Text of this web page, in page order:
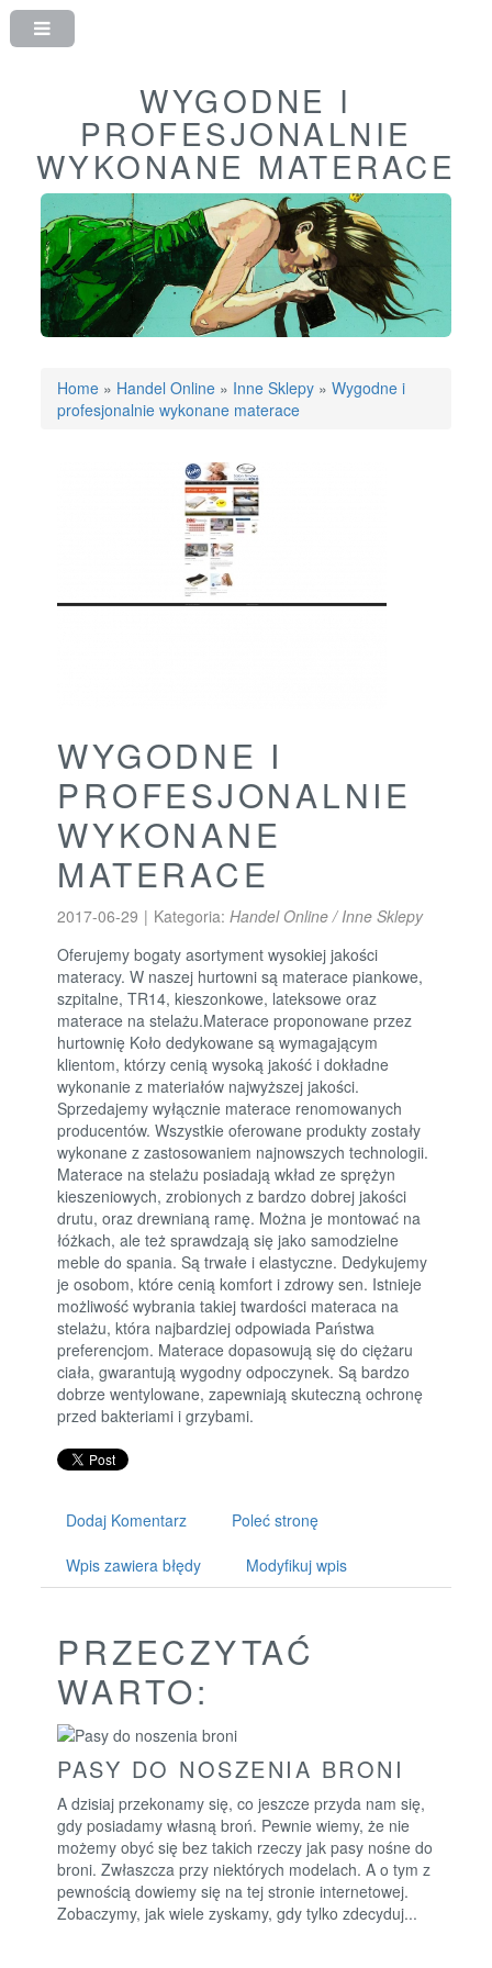
WYGODNE I
PROFESJONALNIE
WYKONANE MATERACE
Home » Handel Online » Inne Sklepy »Wygodne i
profesjonalnie wykonane materace
WYGODNE I
PROFESJONALNIE
WYKONANE
MATERACE
2017-06-29 | Kategoria:Handel Online / Inne Sklepy
Oferujemy bogaty asortyment wysokiej jakości
materacy. W naszej hurtowni są materace piankowe,
szpitalne, TR14, kieszonkowe, lateksowe oraz
materace na stelażu.Materace proponowane przez
hurtownię Koło dedykowane są wymagającym
klientom, którzy cenią wysoką jakość i dokładne
wykonanie z materiałów najwyższej jakości.
Sprzedajemy wyłącznie materace renomowanych
producentów. Wszystkie oferowane produkty zostały
wykonane z zastosowaniem najnowszych technologii.
Materace na stelażu posiadają wkład ze sprężyn
kieszeniowych, zrobionych z bardzo dobrej jakości
drutu, oraz drewnianą ramę. Można je montować na
łóżkach, ale też sprawdzają się jako samodzielne
meble do spania. Są trwałe i elastyczne. Dedykujemy
je osobom, które cenią komfort i zdrowy sen. Istnieje
możliwość wybrania takiej twardości materaca na
stelażu, która najbardziej odpowiada Państwa
preferencjom. Materace dopasowują się do ciężaru
ciała, gwarantują wygodny odpoczynek. Są bardzo
dobrze wentylowane, zapewniają skuteczną ochronę
przed bakteriami i grzybami.
Dodaj Komentarz Poleć stronę
Wpis zawiera błędy Modyfikuj wpis
PRZECZYTAĆ
WARTO:
PASY DO NOSZENIA BRONI
A dzisiaj przekonamy się, co jeszcze przyda nam się,
gdy posiadamy własną broń. Pewnie wiemy, że nie
możemy obyć się bez takich rzeczy jak pasy nośne do
broni. Zwłaszcza przy niektórych modelach. A o tym z
pewnością dowiemy się na tej stronie internetowej.
Zobaczymy, jak wiele zyskamy, gdy tylko zdecyduj...